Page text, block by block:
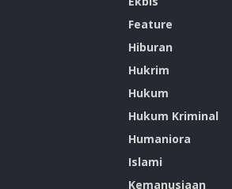
Feature
Hiburan
Hukrim
Hukum
Hukum Kriminal
Humaniora
Islami
Kemanusiaan